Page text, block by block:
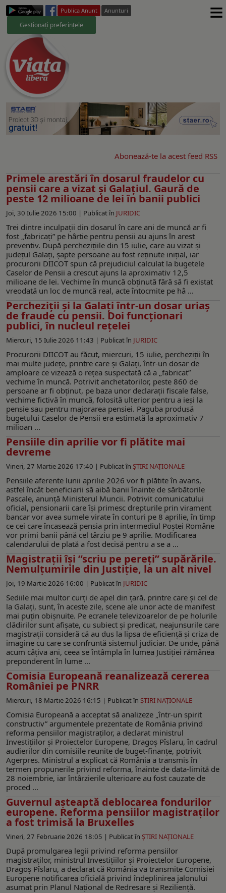
Publica Anunt Anunturi
Gestionați preferințele ≡
Abonează-te la acest feed RSS
Primele arestări în dosarul fraudelor cu
pensii care a vizat și Galațiul. Gaură de
peste 12 milioane de lei în banii publici
Joi, 30 Iulie 2026 15:00 | Publicat în JURIDIC
Trei dintre inculpații din dosarul în care ani de muncă ar fi
fost „fabricați” pe hârtie pentru pensii au ajuns în arest
preventiv. După perchezițiile din 15 iulie, care au vizat și
județul Galați, șapte persoane au fost reținute inițial, iar
procurorii DIICOT spun că prejudiciul calculat la bugetele
Caselor de Pensii a crescut ajuns la aproximativ 12,5
milioane de lei. Vechime în muncă obținută fără să fi existat
vreodată un loc de muncă real, acte întocmite pe hâ ...
Percheziții și la Galați într-un dosar uriaș
de fraude cu pensii. Doi funcționari
publici, în nucleul rețelei
Miercuri, 15 Iulie 2026 11:43 | Publicat în JURIDIC
Procurorii DIICOT au făcut, miercuri, 15 iulie, percheziții în
mai multe județe, printre care și Galați, într-un dosar de
amploare ce vizează o rețea suspectată că a „fabricat”
vechime în muncă. Potrivit anchetatorilor, peste 860 de
persoane ar fi obținut, pe baza unor declarații fiscale false,
vechime fictivă în muncă, folosită ulterior pentru a ieși la
pensie sau pentru majorarea pensiei. Paguba produsă
bugetului Caselor de Pensii era estimată la aproximativ 7
milioan ...
Pensiile din aprilie vor fi plătite mai
devreme
Vineri, 27 Martie 2026 17:40 | Publicat în ŞTIRI NAŢIONALE
Pensiile aferente lunii aprilie 2026 vor fi plătite în avans,
astfel încât beneficiarii să aibă banii înainte de sărbătorile
Pascale, anunță Ministerul Muncii. Potrivit comunicatului
oficial, pensionarii care își primesc drepturile prin virament
bancar vor avea sumele virate în conturi pe 8 aprilie, în timp
ce cei care încasează pensia prin intermediul Poștei Române
vor primi banii până cel târziu pe 9 aprilie. Modificarea
calendarului de plată a fost decisă pentru a se a ...
Magistrații își ”scriu pe pereți” supărările.
Nemulțumirile din Justiție, la un alt nivel
Joi, 19 Martie 2026 16:00 | Publicat în JURIDIC
Sediile mai multor curți de apel din țară, printre care și cel de
la Galați, sunt, în aceste zile, scene ale unor acte de manifest
mai puțin obișnuite. Pe ecranele televizoarelor de pe holurile
clădirilor sunt afișate, cu subiect și predicat, neajunsurile care
magistrații consideră că au dus la lipsa de eficiență și criza de
imagine cu care se confruntă sistemul judiciar. De unde, până
acum câțiva ani, ceea se întâmpla în lumea Justiției rămânea
preponderent în lume ...
Comisia Europeană reanalizează cererea
României pe PNRR
Miercuri, 18 Martie 2026 16:15 | Publicat în ŞTIRI NAŢIONALE
Comisia Europeană a acceptat să analizeze „într-un spirit
constructiv” argumentele prezentate de România privind
reforma pensiilor magistraților, a declarat ministrul
Investițiilor și Proiectelor Europene, Dragoș Pîslaru, în cadrul
audierilor din comisiile reunite de buget-finanțe, potrivit
Agerpres. Ministrul a explicat că România a transmis în
termen propunerile privind reforma, înainte de data-limită de
28 noiembrie, iar întârzierile ulterioare au fost cauzate de
proced ...
Guvernul așteaptă deblocarea fondurilor
europene. Reforma pensiilor magistraților
a fost trimisă la Bruxelles
Vineri, 27 Februarie 2026 18:05 | Publicat în ŞTIRI NAŢIONALE
După promulgarea legii privind reforma pensiilor
magistraților, ministrul Investițiilor și Proiectelor Europene,
Dragoș Pîslaru, a declarat că România va transmite Comisiei
Europene notificarea oficială privind îndeplinirea jalonului
asumat prin Planul Național de Redresare și Reziliență.